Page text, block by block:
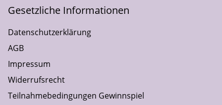
Gesetzliche Informationen
Datenschutzerklärung
AGB
Impressum
Widerrufsrecht
Teilnahmebedingungen Gewinnspiel